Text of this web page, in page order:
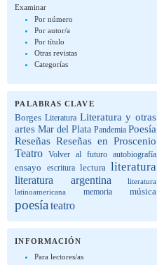
Examinar
Por número
Por autor/a
Por título
Otras revistas
Categorías
PALABRAS CLAVE
Borges Literatura Literatura y otras
artes Mar del Plata Pandemia Poesía
Reseñas Reseñas en Proscenio
Teatro Volver al futuro autobiografía
ensayo escritura lectura literatura
literatura argentina
literatura
latinoamericana
memoria música
poesía teatro
INFORMACIÓN
Para lectores/as